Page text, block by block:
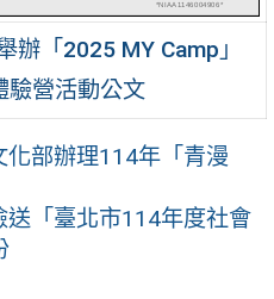
辦「2025 MY Camp」
驗營活動公文
化部辦理114年「青漫
送「臺北市114年度社會